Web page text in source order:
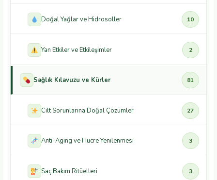
Doğal Yağlar ve Hidrosoller 10
Yan Etkiler ve Etkileşimler 2
Sağlık Kılavuzu ve Kürler 81
Cilt Sorunlarına Doğal Çözümler 27
Anti-Aging ve Hücre Yenilenmesi 3
Saç Bakım Ritüelleri 3